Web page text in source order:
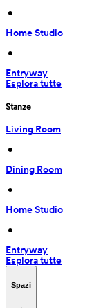
•
Home Studio
•
Entryway
Esplora tutte
Stanze
Living Room
•
Dining Room
•
Home Studio
•
Entryway
Esplora tutte
Spazi